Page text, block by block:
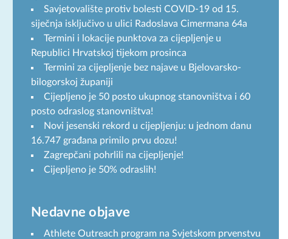
Savjetovalište protiv bolesti COVID-19 od 15.
siječnja isključivo u ulici Radoslava Cimermana 64a
Termini i lokacije punktova za cijepljenje u
Republici Hrvatskoj tijekom prosinca
Termini za cijepljenje bez najave u Bjelovarsko-
bilogorskoj županiji
Cijepljeno je 50 posto ukupnog stanovništva i 60
posto odraslog stanovništva!
Novi jesenski rekord u cijepljenju: u jednom danu
16.747 građana primilo prvu dozu!
Zagrepčani pohrlili na cijepljenje!
Cijepljeno je 50% odraslih!
Nedavne objave
Athlete Outreach program na Svjetskom prvenstvu